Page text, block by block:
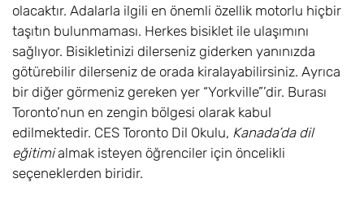
olacaktır. Adalarla ilgili en önemli özellik motorlu hiçbir
taşıtın bulunmaması. Herkes bisiklet ile ulaşımını
sağlıyor. Bisikletinizi dilerseniz giderken yanınızda
götürebilir dilerseniz de orada kiralayabilirsiniz. Ayrıca
bir diğer görmeniz gereken yer “Yorkville”’dir. Burası
Toronto’nun en zengin bölgesi olarak kabul
edilmektedir. CES Toronto Dil Okulu, Kanada’da dil
eğitimialmak isteyen öğrenciler için öncelikli
seçeneklerden biridir.